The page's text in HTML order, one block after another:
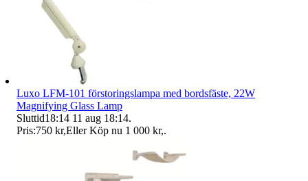
Luxo LFM-101 förstoringslampa med bordsfäste, 22W
Magnifying Glass Lamp
Sluttid18:14 11 aug 18:14.
Pris:750 kr,Eller Köp nu 1 000 kr,.